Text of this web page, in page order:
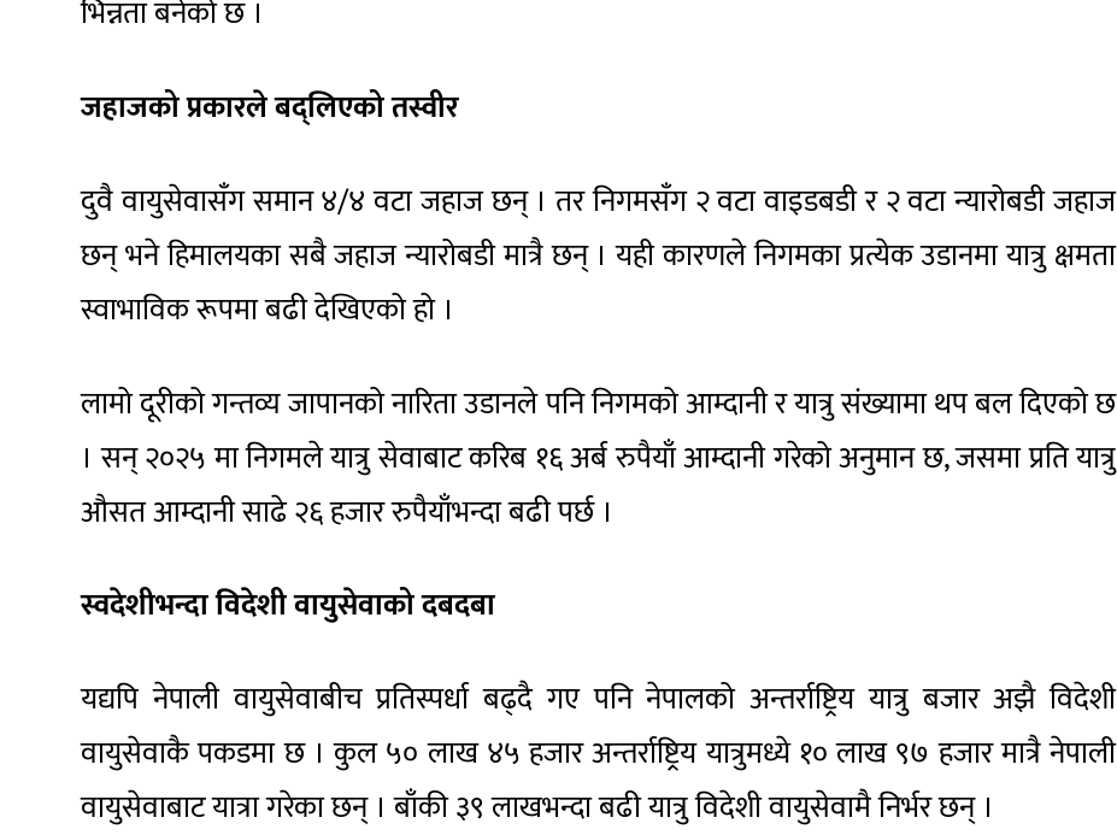
भिन्नता बनेको छ ।
जहाजको प्रकारले बद्लिएको तस्वीर
दुवै वायुसेवासँग समान ४/४ वटा जहाज छन् । तर निगमसँग २ वटा वाइडबडी र २ वटा न्यारोबडी जहाज
छन् भने हिमालयका सबै जहाज न्यारोबडी मात्रै छन् । यही कारणले निगमका प्रत्येक उडानमा यात्रु क्षमता
स्वाभाविक रूपमा बढी देखिएको हो ।
लामो दूरीको गन्तव्य जापानको नारिता उडानले पनि निगमको आम्दानी र यात्रु संख्यामा थप बल दिएको छ
। सन् २०२५ मा निगमले यात्रु सेवाबाट करिब १६ अर्ब रुपैयाँ आम्दानी गरेको अनुमान छ, जसमा प्रति यात्रु
औसत आम्दानी साढे २६ हजार रुपैयाँभन्दा बढी पर्छ ।
स्वदेशीभन्दा विदेशी वायुसेवाको दबदबा
यद्यपि नेपाली वायुसेवाबीच प्रतिस्पर्धा बढ्दै गए पनि नेपालको अन्तर्राष्ट्रिय यात्रु बजार अझै विदेशी
वायुसेवाकै पकडमा छ । कुल ५० लाख ४५ हजार अन्तर्राष्ट्रिय यात्रुमध्ये १० लाख ९७ हजार मात्रै नेपाली
वायुसेवाबाट यात्रा गरेका छन् । बाँकी ३९ लाखभन्दा बढी यात्रु विदेशी वायुसेवामै निर्भर छन् ।